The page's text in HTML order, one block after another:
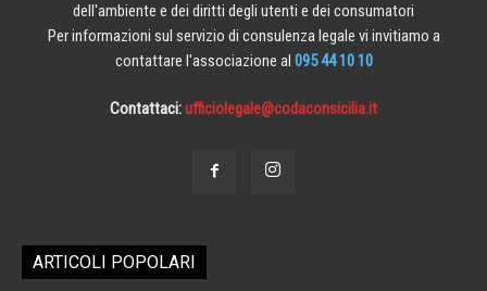
dell'ambiente e dei diritti degli utenti e dei consumatori
Per informazioni sul servizio di consulenza legale vi invitiamo a
contattare l'associazione al 095 44 10 10
Contattaci:ufficiolegale@codaconsicilia.it
ARTICOLI POPOLARI